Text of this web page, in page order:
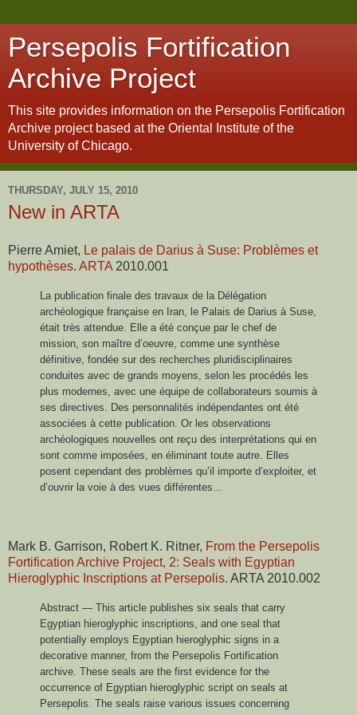
Persepolis Fortification
Archive Project
This site provides information on the Persepolis Fortification
Archive project based at the Oriental Institute of the
University of Chicago.
THURSDAY, JULY 15, 2010
New in ARTA
Pierre Amiet, Le palais de Darius à Suse: Problèmes et
hypothèses. ARTA 2010.001
La publication finale des travaux de la Délégation
archéologique française en Iran, le Palais de Darius à Suse,
était très attendue. Elle a été conçue par le chef de
mission, son maître d’oeuvre, comme une synthèse
définitive, fondée sur des recherches pluridisciplinaires
conduites avec de grands moyens, selon les procédés les
plus modernes, avec une équipe de collaborateurs soumis à
ses directives. Des personnalités indépendantes ont été
associées à cette publication. Or les observations
archéologiques nouvelles ont reçu des interprétations qui en
sont comme imposées, en éliminant toute autre. Elles
posent cependant des problèmes qu’il importe d’exploiter, et
d’ouvrir la voie à des vues différentes...
Mark B. Garrison, Robert K. Ritner, From the Persepolis
Fortification Archive Project, 2: Seals with Egyptian
Hieroglyphic Inscriptions at Persepolis. ARTA 2010.002
Abstract — This article publishes six seals that carry
Egyptian hieroglyphic inscriptions, and one seal that
potentially employs Egyptian hieroglyphic signs in a
decorative manner, from the Persepolis Fortification
archive. These seals are the first evidence for the
occurrence of Egyptian hieroglyphic script on seals at
Persepolis. The seals raise various issues concerning